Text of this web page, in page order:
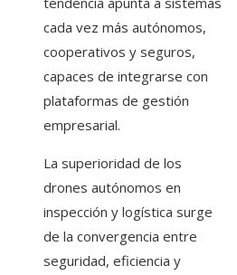
cada vez más autónomos,
cooperativos y seguros,
capaces de integrarse con
plataformas de gestión
empresarial.
La superioridad de los
drones autónomos en
inspección y logística surge
de la convergencia entre
seguridad, eficiencia y